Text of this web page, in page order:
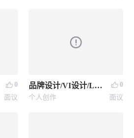
0
面议
品牌设计/VI设计/LOGO设计
0
个人创作
面议